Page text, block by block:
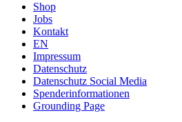
Shop
Jobs
Kontakt
EN
Impressum
Datenschutz
Datenschutz Social Media
Spenderinformationen
Grounding Page